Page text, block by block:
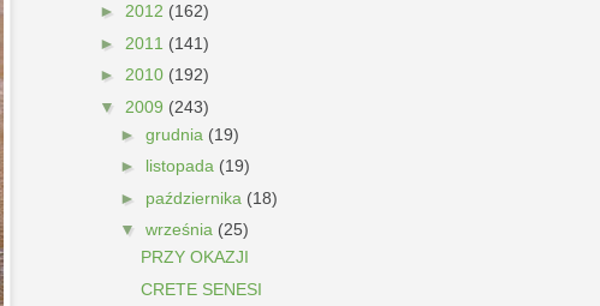
► 2012 (162)
► 2011 (141)
► 2010 (192)
▼ 2009 (243)
► grudnia (19)
► listopada (19)
► października (18)
▼ września (25)
PRZY OKAZJI
CRETE SENESI